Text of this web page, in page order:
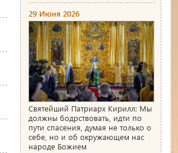
29 Июня 2026
Святейший Патриарх Кирилл: Мы
должны бодрствовать, идти по
пути спасения, думая не только о
себе, но и об окружающем нас
народе Божием